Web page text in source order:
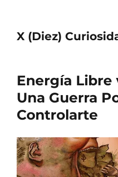
X (Diez)
Energía Libre
Una Guerra
Controlarte